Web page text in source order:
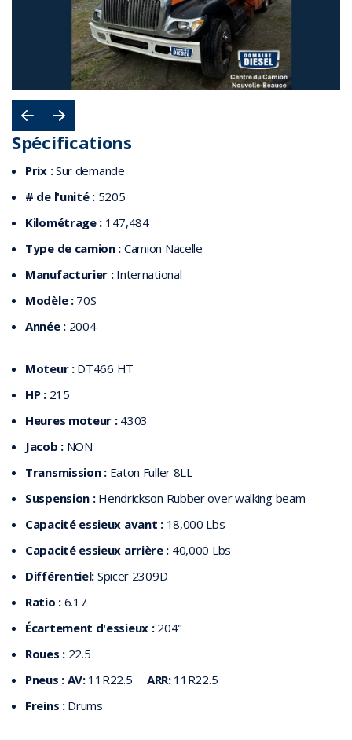
Spécifications
Prix :Sur demande
# de l'unité :5205
Kilométrage : 147,484
Type de camion : Camion Nacelle
Manufacturier :International
Modèle :70S
Année :2004
Moteur :DT466 HT
HP :215
Heures moteur :4303
Jacob :NON
Transmission :Eaton Fuller 8LL
Suspension :Hendrickson Rubber over walking beam
Capacité essieux avant :18,000 Lbs
Capacité essieux arrière : 40,000 Lbs
Différentiel: Spicer 2309D
Ratio :6.17
Écartement d'essieux :204"
Roues :22.5
Pneus : AV:11R22.5 ARR:11R22.5
Freins :Drums